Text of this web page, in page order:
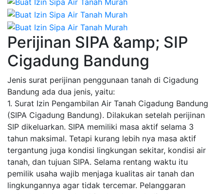
Perijinan SIPA &amp; SIP
Cigadung Bandung
Jenis surat perijinan penggunaan tanah di Cigadung
Bandung ada dua jenis, yaitu:
1. Surat Izin Pengambilan Air Tanah Cigadung Bandung
(SIPA Cigadung Bandung). Dilakukan setelah perijinan
SIP dikeluarkan. SIPA memiliki masa aktif selama 3
tahun maksimal. Tetapi kurang lebih nya masa aktif
tergantung juga kondisi lingkungan sekitar, kondisi air
tanah, dan tujuan SIPA. Selama rentang waktu itu
pemilik usaha wajib menjaga kualitas air tanah dan
lingkungannya agar tidak tercemar. Pelanggaran